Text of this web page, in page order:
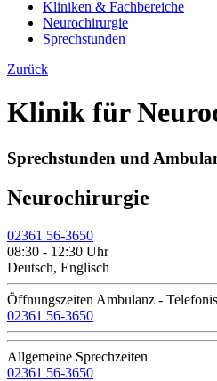
Kliniken & Fachbereiche
Neurochirurgie
Sprechstunden
Zurück
Klinik für
Sprechstunden und
Neurochirurgie
02361 56-3650
08:30 - 12:30 Uhr
Deutsch, Englisch
Öffnungszeiten Ambulanz -
02361 56-3650
Allgemeine Sprechzeiten
02361 56-3650